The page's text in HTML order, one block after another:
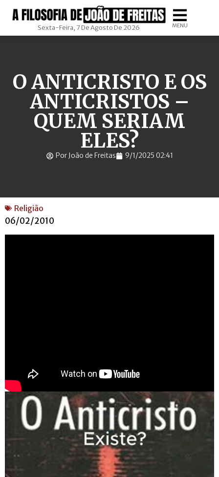
Sexta-Feira, 7 De Agosto De 2026 MENU
O ANTICRISTO E OS
ANTICRISTOS –
QUEM SERIAM
ELES?
Por João de Freitas 9/1/2025 02:41
Religião
06/02/2010